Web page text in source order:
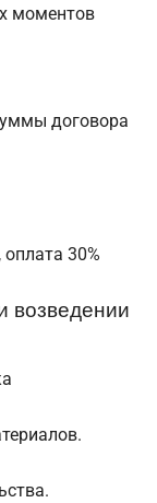
моментов
договора
30%
возведении